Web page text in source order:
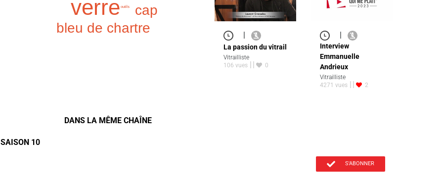
verre
bleu de chartre
cap
outils
La passion du vitrail
Vitrailliste
106 vues
0
Interview
Emmanuelle
Andrieux
Vitrailliste
4271 vues
2
DANS LA MÊME CHAÎNE
10
S'ABONNER